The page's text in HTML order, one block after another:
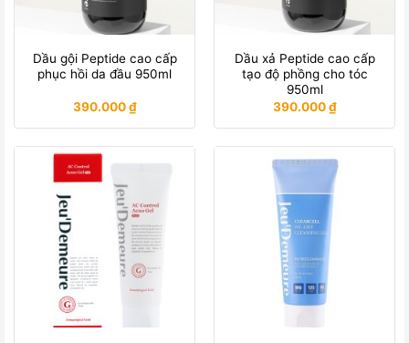
Dầu gội Peptide cao cấp
phục hồi da đầu 950ml
390.000₫
Dầu xả Peptide cao cấp
tạo độ phồng cho tóc
950ml
390.000₫